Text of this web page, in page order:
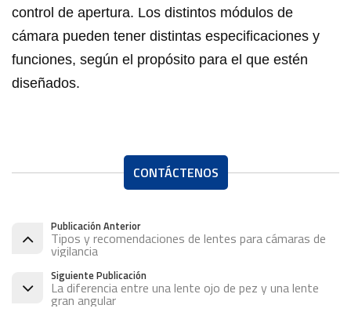
control de apertura. Los distintos módulos de
cámara pueden tener distintas especificaciones y
funciones, según el propósito para el que estén
diseñados.
CONTÁCTENOS
Publicación Anterior
Tipos y recomendaciones de lentes para cámaras de
vigilancia
Siguiente Publicación
La diferencia entre una lente ojo de pez y una lente
gran angular